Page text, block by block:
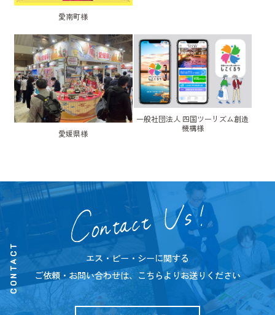
愛南町様
愛媛県様
一般社団法人 四国ツーリズム創造
機構様
CONTACT
エス・ピー・シーに関する
ご依頼・お問い合わせは、こちらよりお送りください